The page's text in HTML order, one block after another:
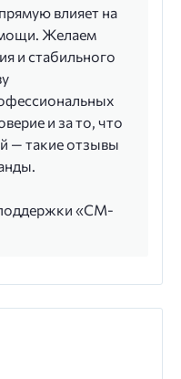
влияет на
Желаем
и стабильного
и за то, что
— такие отзывы
«СМ-